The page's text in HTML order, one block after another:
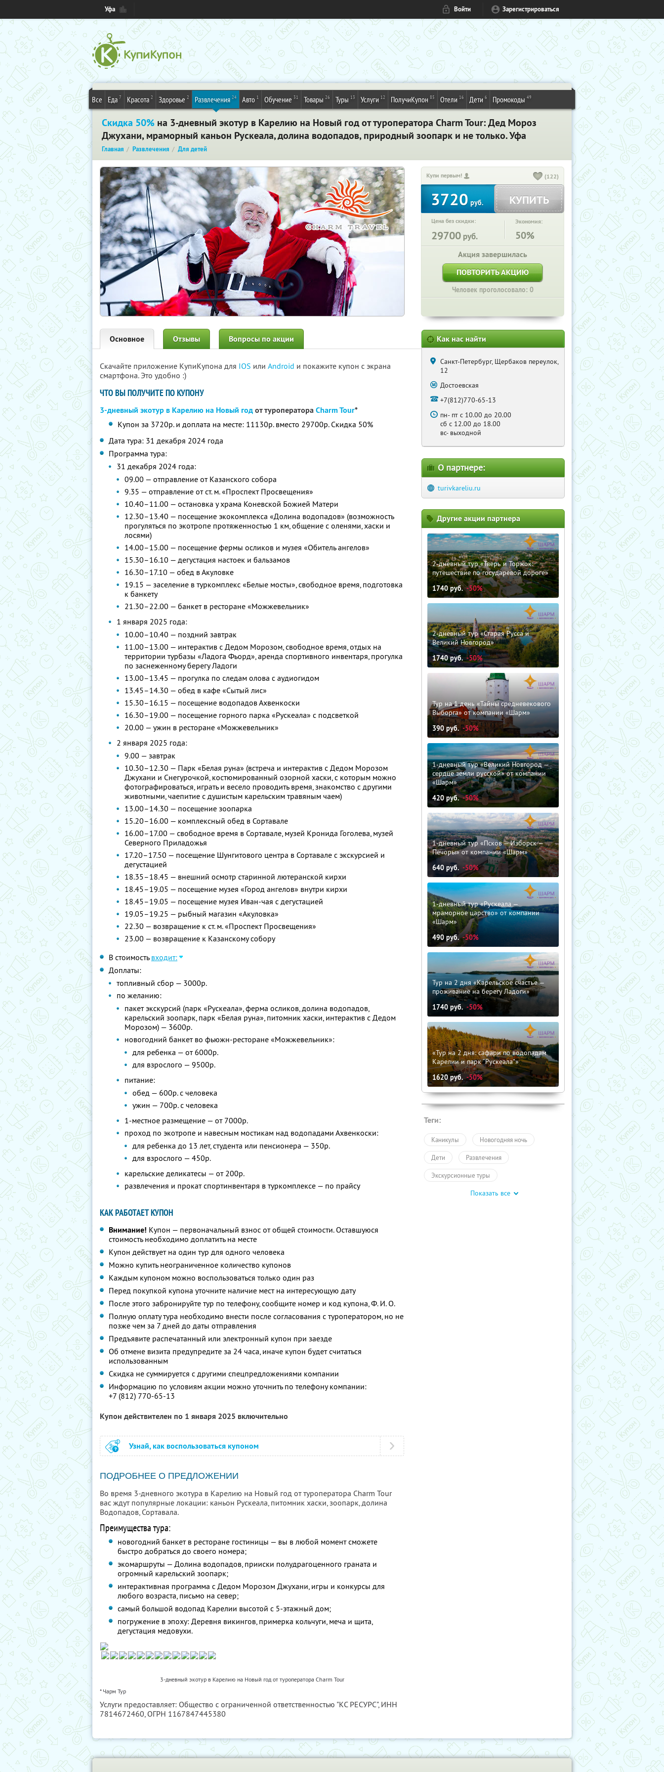
Уфа Войти Зарегистрироваться
Все Еда 7 Красота 2 Здоровье 2 Развлечения 24 Авто 1 Обучение 31 Товары 26 Туры 13 Услуги 12 ПолучиКупон 85 Отели 16 Дети 6 Промокоды 49
Скидка 50% на 3-дневный экотур в Карелию на Новый год от туроператора Charm Tour: Дед Мороз
Джухани, мраморный каньон Рускеала, долина водопадов, природный зоопарк и не только. Уфа
Главная Развлечения Для детей
Купи первым! (122)
3720руб. КУПИТЬ
Цена без скидки:
29700 руб.
Экономия:
50%
Акция завершилась
ПОВТОРИТЬ АКЦИЮ
Человек проголосовало: 0
Основное Отзывы Вопросы по акции
Скачайте приложение КупиКупона для IOS или Android и покажите купон с экрана
смартфона. Это удобно :)
ЧТО ВЫ ПОЛУЧИТЕ ПО КУПОНУ
3-дневный экотур в Карелию на Новый годот туроператораCharm Tour*
Купон за 3720р. и доплата на месте: 11130р. вместо 29700р. Скидка 50%
Дата тура: 31 декабря 2024 года
Программа тура:
31 декабря 2024 года:
09.00 — отправление от Казанского собора
9.35 — отправление от ст. м. «Проспект Просвещения»
10.40–11.00 — остановка у храма Коневской Божией Матери
12.30–13.40 — посещение экокомплекса «Долина водопадов» (возможность
прогуляться по экотропе протяженностью 1 км, общение с оленями, хаски и
лосями)
14.00–15.00 — посещение фермы осликов и музея «Обитель ангелов»
15.30–16.10 — дегустация настоек и бальзамов
16.30–17.10 — обед в Акуловке
19.15 — заселение в туркомплекс «Белые мосты», свободное время, подготовка
к банкету
21.30–22.00 — банкет в ресторане «Можжевельник»
1 января 2025 года:
10.00–10.40 — поздний завтрак
11.00–13.00 — интерактив с Дедом Морозом, свободное время, отдых на
территории турбазы «Ладога Фьорд», аренда спортивного инвентаря, прогулка
по заснеженному берегу Ладоги
13.00–13.45 — прогулка по следам олова с аудиогидом
13.45–14.30 — обед в кафе «Сытый лис»
15.30–16.15 — посещение водопадов Ахвенкоски
16.30–19.00 — посещение горного парка «Рускеала» с подсветкой
20.00 — ужин в ресторане «Можжевельник»
2 января 2025 года:
9.00 — завтрак
10.30–12.30 — Парк «Белая руна» (встреча и интерактив с Дедом Морозом
Джухани и Снегурочкой, костюмированный озорной хаски, с которым можно
фотографироваться, играть и весело проводить время, знакомство с другими
животными, чаепитие с душистым карельским травяным чаем)
13.00–14.30 — посещение зоопарка
15.20–16.00 — комплексный обед в Сортавале
16.00–17.00 — свободное время в Сортавале, музей Кронида Гоголева, музей
Северного Приладожья
17.20–17.50 — посещение Шунгитового центра в Сортавале с экскурсией и
дегустацией
18.35–18.45 — внешний осмотр старинной лютеранской кирхи
18.45–19.05 — посещение музея «Город ангелов» внутри кирхи
18.45–19.05 — посещение музея Иван-чая с дегустацией
19.05–19.25 — рыбный магазин «Акуловка»
22.30 — возвращение к ст. м. «Проспект Просвещения»
23.00 — возвращение к Казанскому собору
В стоимость входит:
Доплаты:
топливный сбор — 3000р.
по желанию:
пакет экскурсий (парк «Рускеала», ферма осликов, долина водопадов,
карельский зоопарк, парк «Белая руна», питомник хаски, интерактив с Дедом
Морозом) — 3600р.
новогодний банкет во фьюжн-ресторане «Можжевельник»:
для ребенка — от 6000р.
для взрослого — 9500р.
питание:
обед — 600р. с человека
ужин — 700р. с человека
1-местное размещение — от 7000р.
проход по экотропе и навесным мостикам над водопадами Ахвенкоски:
для ребенка до 13 лет, студента или пенсионера — 350р.
для взрослого — 450р.
карельские деликатесы — от 200р.
развлечения и прокат спортинвентаря в туркомплексе — по прайсу
КАК РАБОТАЕТ КУПОН
Внимание! Купон — первоначальный взнос от общей стоимости. Оставшуюся
стоимость необходимо доплатить на месте
Купон действует на один тур для одного человека
Можно купить неограниченное количество купонов
Каждым купоном можно воспользоваться только один раз
Перед покупкой купона уточните наличие мест на интересующую дату
После этого забронируйте тур по телефону, сообщите номер и код купона,Ф. И. О.
Полную оплату тура необходимо внести после согласования с туроператором, но не
позже чем за 7 дней до даты отправления
Предъявите распечатанный или электронный купон при заезде
Об отмене визита предупредите за 24 часа, иначе купон будет считаться
использованным
Скидка не суммируется с другими спецпредложениями компании
Информацию по условиям акции можно уточнить по телефону компании:
+7 (812) 770-65-13
Купон действителен по 1 января 2025 включительно
Узнай, как воспользоваться купоном
ПОДРОБНЕЕ О ПРЕДЛОЖЕНИИ
Во время 3-дневного экотура в Карелию на Новый год от туроператора Charm Tour
вас ждут популярные локации: каньон Рускеала, питомник хаски, зоопарк, долина
Водопадов, Сортавала.
Преимущества тура:
новогодний банкет в ресторане гостиницы — вы в любой момент сможете
быстро добраться до своего номера;
экомаршруты — Долина водопадов, прииски полудрагоценного граната и
огромный карельский зоопарк;
интерактивная программа с Дедом Морозом Джухани, игры и конкурсы для
любого возраста, письмо на север;
самый большой водопад Карелии высотой с 5-этажный дом;
погружение в эпоху: Деревня викингов, примерка кольчуги, меча и щита,
дегустация медовухи.
3-дневный экотур в Карелию на Новый год от туроператора Charm Tour
* Чарм Тур
Услуги предоставляет: Общество с ограниченной ответственностью "КС РЕСУРС", ИНН
7814672460, ОГРН 1167847445380
Как нас найти
Санкт-Петербург, Щербаков переулок,
12
Достоевская
+7(812)770-65-13
пн- пт с 10.00 до 20.00
сб с 12.00 до 18.00
вс- выходной
О партнере:
turivkareliu.ru
Другие акции партнера
2-дневный тур «Тверь и Торжок:
путешествие по государевой дороге»
1740руб. -50%
2-дневный тур «Старая Русса и
Великий Новгород»
1740руб. -50%
Тур на 1 день «Тайны средневекового
Выборга» от компании «Шарм»
390 руб. -50%
1-дневный тур «Великий Новгород —
сердце земли русской» от компании
«Шарм»
420 руб. -50%
1-дневный тур «Псков — Изборск —
Печоры» от компании «Шарм»
640 руб. -50%
1-дневный тур «Рускеала —
мраморное царство» от компании
«Шарм»
490 руб. -50%
Тур на 2 дня «Карельское счастье —
проживание на берегу Ладоги»
1740 руб. -50%
«Тур на 2 дня: сафари по водопадам
Карелии и парк “Рускеала"»
1620руб. -50%
Теги:
Каникулы Новогодняя ночь
Дети Развлечения
Экскурсионные туры
Экскурсии и выставкиПоказать все